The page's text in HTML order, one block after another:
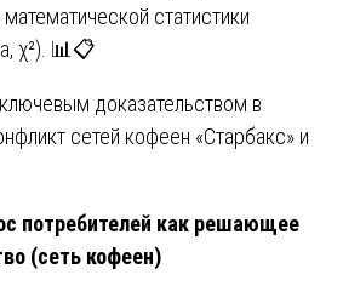
статистики
χ²). 📊📋
доказательством в
сетей кофеен «Старбакс» и
потребителей как решающее
(сеть кофеен)